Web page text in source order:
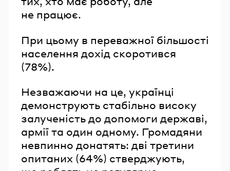
не працює.
При цьому в переважної більшості
населення дохід скоротився
(78%).
Незважаючи на це, українці
демонструють стабільно високу
залученість до допомоги державі,
армії та один одному. Громадяни
невпинно донатять: дві третини
опитаних (64%) стверджують,